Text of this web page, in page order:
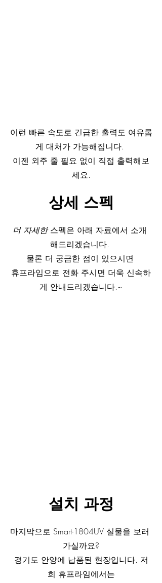
이런 빠른 속도로 긴급한 출력도 여유롭
게 대처가 가능해집니다.
이젠 외주 줄 필요 없이 직접 출력해보
세요.
상세 스펙
더 자세한 스펙은 아래 자료에서 소개
해드리겠습니다.
물론 더 궁금한 점이 있으시면
휴프라임으로 전화 주시면 더욱 신속하
게 안내드리겠습니다.~
설치 과정
마지막으로 Smart-1804UV 실물을 보러
가실까요?
경기도 안양에 납품된 현장입니다. 저
희 휴프라임에서는